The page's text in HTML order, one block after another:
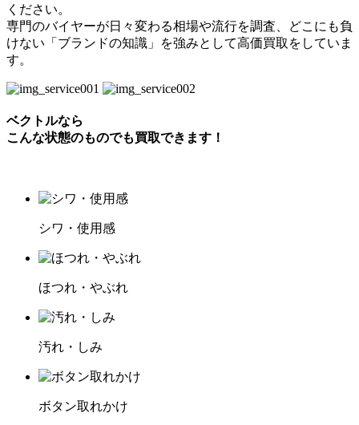
ください。
専門のバイヤーが日々変わる相場や流行を調査、どこにも負
けない「ブランドの知識」を強みとして高価買取をしていま
す。
ベクトルなら
こんな状態のものでも買取できます！
シワ・使用感
ほつれ・やぶれ
汚れ・しみ
ボタン取れかけ